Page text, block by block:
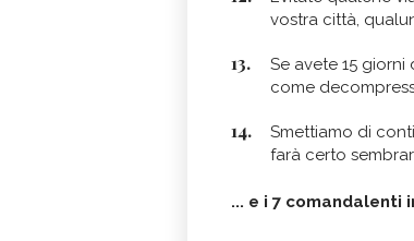
vostra città,
Se avete 15
come
Smettiamo di
farà certo
... e i 7 comandalenti